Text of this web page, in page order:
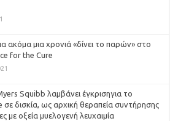
ακόμα μια χρονιά «δίνει το παρών» στο
for the Cure
Squibb λαμβάνει έγκρισηγια το
σε δισκία, ως αρχική θεραπεία συντήρησης
με οξεία μυελογενή λευχαιμία